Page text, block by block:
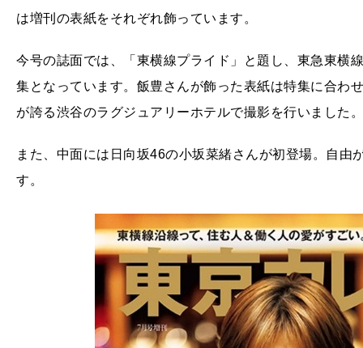
は増刊の表紙をそれぞれ飾っています。
今号の誌面では、「東横線プライド」と題し、東急東横
集となっています。飯豊さんが飾った表紙は特集に合わ
が誇る渋谷のラグジュアリーホテルで撮影を行いました。
また、中面には日向坂46の小坂菜緒さんが初登場。自由
す。